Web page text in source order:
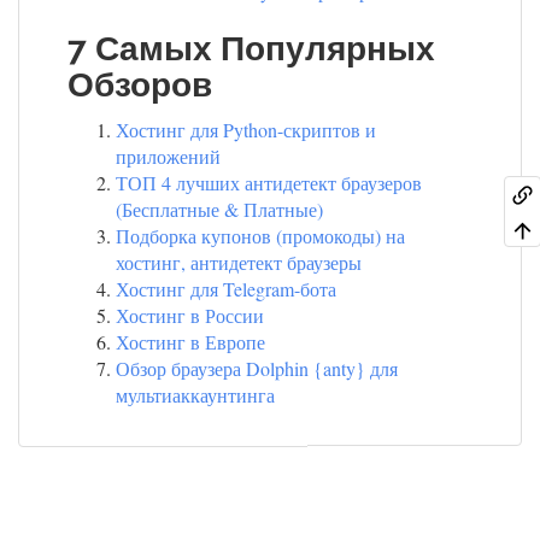
7 Самых Популярных
Обзоров
Хостинг для Python-скриптов и
приложений
ТОП 4 лучших антидетект браузеров
(Бесплатные & Платные)
Подборка купонов (промокоды) на
хостинг, антидетект браузеры
Хостинг для Telegram-бота
Хостинг в России
Хостинг в Европе
Обзор браузера Dolphin {anty} для
мультиаккаунтинга